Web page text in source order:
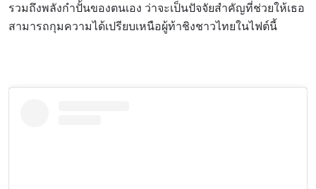
รวมถึงพลังกำปั้นของตนเอง ว่าจะเป็นปัจจัยสำคัญที่ช่วยให้เธอ
สามารถกุมความได้เปรียบเหนือผู้ท้าชิงชาวไทยในไฟต์นี้